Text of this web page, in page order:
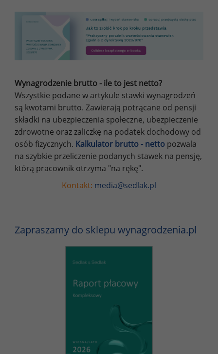
Wynagrodzenie brutto - ile to jest netto?
Wszystkie podane w artykule stawki wynagrodzeń
są kwotami brutto. Zawierają potrącane od pensji
składki na ubezpieczenia społeczne, ubezpieczenie
zdrowotne oraz zaliczkę na podatek dochodowy od
osób fizycznych. Kalkulator brutto - netto pozwala
na szybkie przeliczenie podanych stawek na pensję,
którą pracownik otrzyma "na rękę".
Kontakt: media@sedlak.pl
Zapraszamy do sklepu wynagrodzenia.pl